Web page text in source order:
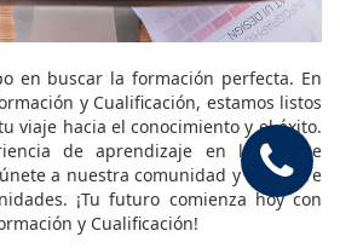
en buscar la formación perfecta. En
y Cualificación, estamos listos
viaje hacia el conocimiento y el éxito.
de aprendizaje en línea que
a nuestra comunidad y descubre
¡Tu futuro comienza hoy con
y Cualificación!